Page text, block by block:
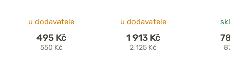
u dodavatele
495 Kč
550 Kč
u dodavatele
1 913 Kč
2 125 Kč